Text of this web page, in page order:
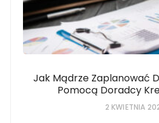
Jak Mądrze Zaplanować
Pomocą Doradcy
2 KWIETNIA